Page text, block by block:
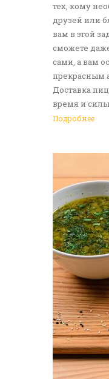
тех, кому
друзей или
вам в этой
сможете
сами, а вам
прекрасным
Доставка
время и
Подробнее